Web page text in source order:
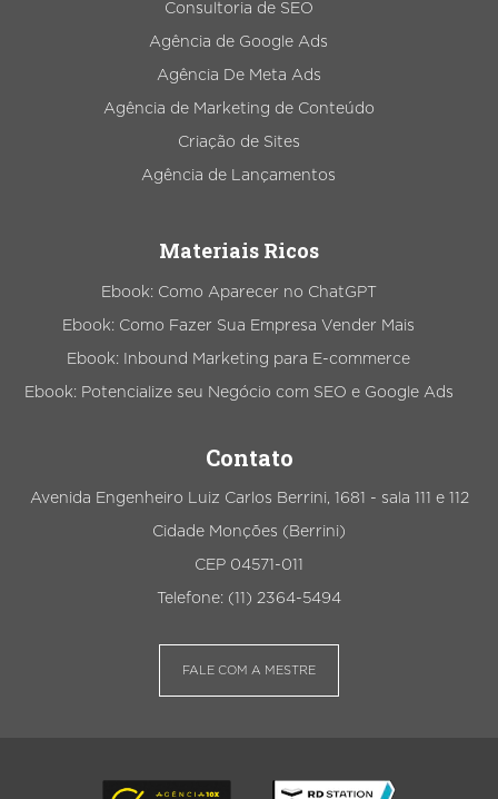
Consultoria de SEO
Agência de Google Ads
Agência De Meta Ads
Agência de Marketing de Conteúdo
Criação de Sites
Agência de Lançamentos
Materiais Ricos
Ebook: Como Aparecer no ChatGPT
Ebook: Como Fazer Sua Empresa Vender Mais
Ebook: Inbound Marketing para E-commerce
Ebook: Potencialize seu Negócio com SEO e Google Ads
Contato
Avenida Engenheiro Luiz Carlos Berrini, 1681 - sala 111 e 112
Cidade Monções (Berrini)
CEP 04571-011
Telefone: (11) 2364-5494
FALE COM A MESTRE